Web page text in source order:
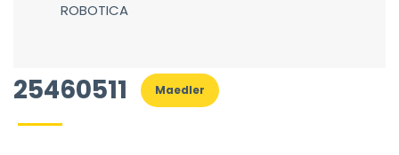
ROBOTICA
25460511 Maedler